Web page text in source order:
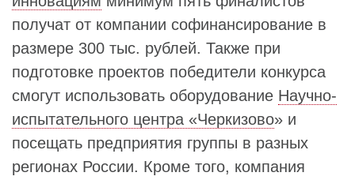
получат от компании софинансирование в
размере 300 тыс. рублей. Также при
подготовке проектов победители конкурса
смогут использовать оборудование Научно-
испытательного центра «Черкизово» и
посещать предприятия группы в разных
регионах России. Кроме того, компания